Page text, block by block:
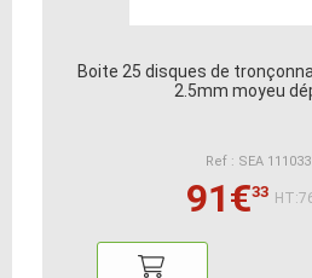
Boite 25 disques de
2.5mm moyeu
Ref : SEA
91€33